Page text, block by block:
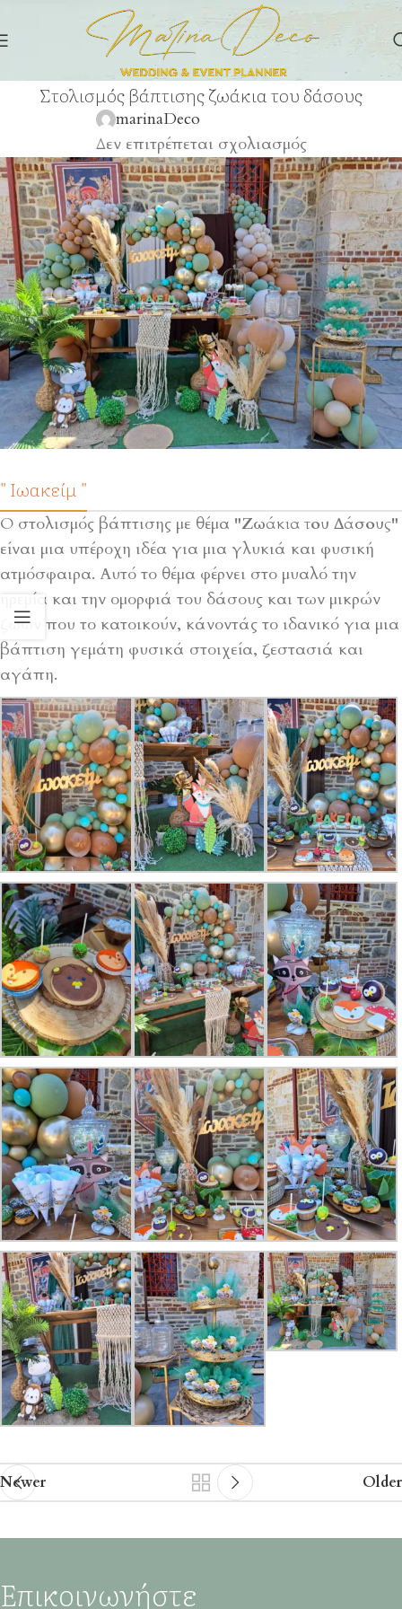
Στολισμός βάπτισης ζωάκια του δάσους
marinaDeco
Δεν επιτρέπεται σχολιασμός
" Ιωακείμ "
Ο στολισμός βάπτισης με θέμα "Ζωάκια του Δάσους"
είναι μια υπέροχη ιδέα για μια γλυκιά και φυσική
ατμόσφαιρα. Αυτό το θέμα φέρνει στο μυαλό την
ηρεμία και την ομορφιά του δάσους και των μικρών
ζώων που το κατοικούν, κάνοντάς το ιδανικό για μια
βάπτιση γεμάτη φυσικά στοιχεία, ζεστασιά και
αγάπη.
Newer Older
Επικοινωνήστε